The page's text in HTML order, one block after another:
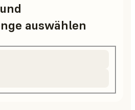
auswählen